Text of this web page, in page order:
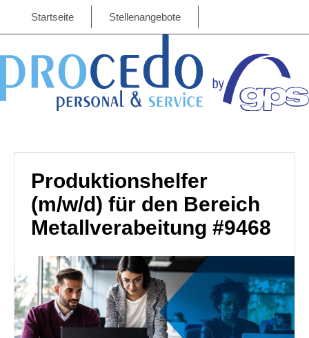
Startseite Stellenangebote
Produktionshelfer
(m/w/d) für den Bereich
Metallverabeitung #9468